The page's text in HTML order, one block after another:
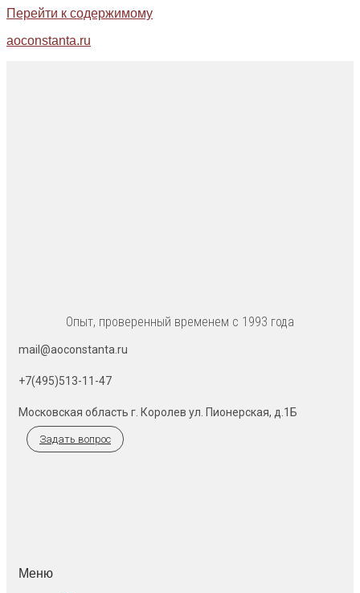
Перейти к содержимому
aoconstanta.ru
Опыт, проверенный временем с 1993 года
mail@aoconstanta.ru
+7(495)513-11-47
Московская область г. Королев ул. Пионерская, д.1Б
Задать вопрос
Меню